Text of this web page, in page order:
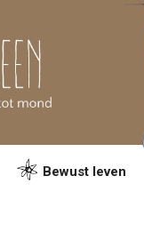
Bewust leven